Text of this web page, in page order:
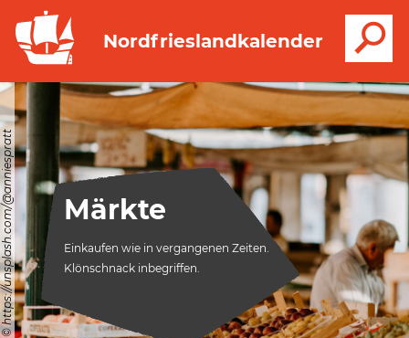
Nordfrieslandkalender
Märkte
Einkaufen wie in vergangenen Zeiten.
Klönschnack inbegriffen.
Märkte
Einkaufen wie in vergangenen Zeiten.
Klönschnack inbegriffen.
© https://unsplash.com/@anniespratt